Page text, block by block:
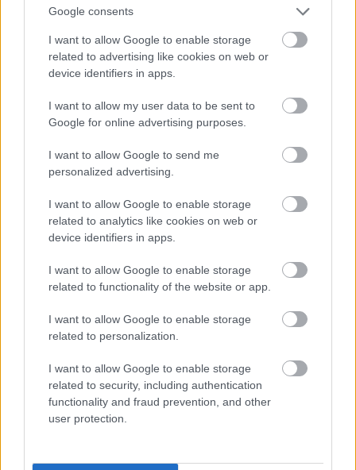
Google consents
I want to allow Google to enable storage
related to advertising like cookies on web or
device identifiers in apps.
I want to allow my user data to be sent to
Google for online advertising purposes.
I want to allow Google to send me
personalized advertising.
I want to allow Google to enable storage
related to analytics like cookies on web or
device identifiers in apps.
I want to allow Google to enable storage
related to functionality of the website or app.
I want to allow Google to enable storage
related to personalization.
I want to allow Google to enable storage
related to security, including authentication
functionality and fraud prevention, and other
user protection.
ΤΟΠΙΚΑ ΝΕΑ
Σκιαδαρέσης: Άμεσες
παρεμβάσεις στην
Κανελλοπούλου για να
αντιμετωπιστούν τα
προβλήματα οδικής
ασφάλειας
ΔΕΥΑΠ: Διακοπή
υδροδότησης το Σάββατο
λόγω εργασιών
Η εμπειρία της Δυτικής
κλιματική κρίση και τη
Δημόσια Υγεία
παρουσιάστηκε στις ΗΠΑ
ΤΟΠΙΚΑ ΝΕΑ
«Βροχή» στην Πάτρα:
στην οδό Κορίνθου